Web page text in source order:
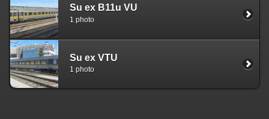
Su ex B11u VU
1 photo
Su ex VTU
1 photo